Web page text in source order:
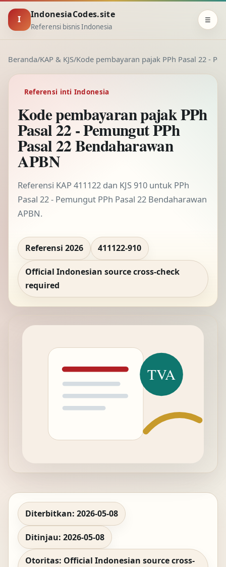
I IndonesiaCodes.site
Referensi bisnis Indonesia
☰
Beranda/KAP & KJS/Kode pembayaran pajak PPh Pasal 22 -
Referensi inti Indonesia
Kode pembayaran pajak PPh
Pasal 22 - Pemungut PPh
Pasal 22 Bendaharawan
APBN
Referensi KAP 411122 dan KJS 910 untuk PPh
Pasal 22 - Pemungut PPh Pasal 22 Bendaharawan
APBN.
Referensi 2026 411122-910
Official Indonesian source cross-check
required
Diterbitkan: 2026-05-08
Ditinjau: 2026-05-08
Otoritas: Official Indonesian source cross-